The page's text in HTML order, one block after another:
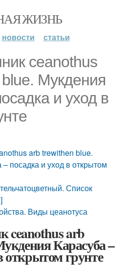
ЖИЗНЬ
новости статьи
ceanothus
Мукдения
и уход в
arb trewithen blue.
посадка и уход в открытом
Список
Виды цеанотуса
ceanothus arb
Карасуба –
открытом грунте